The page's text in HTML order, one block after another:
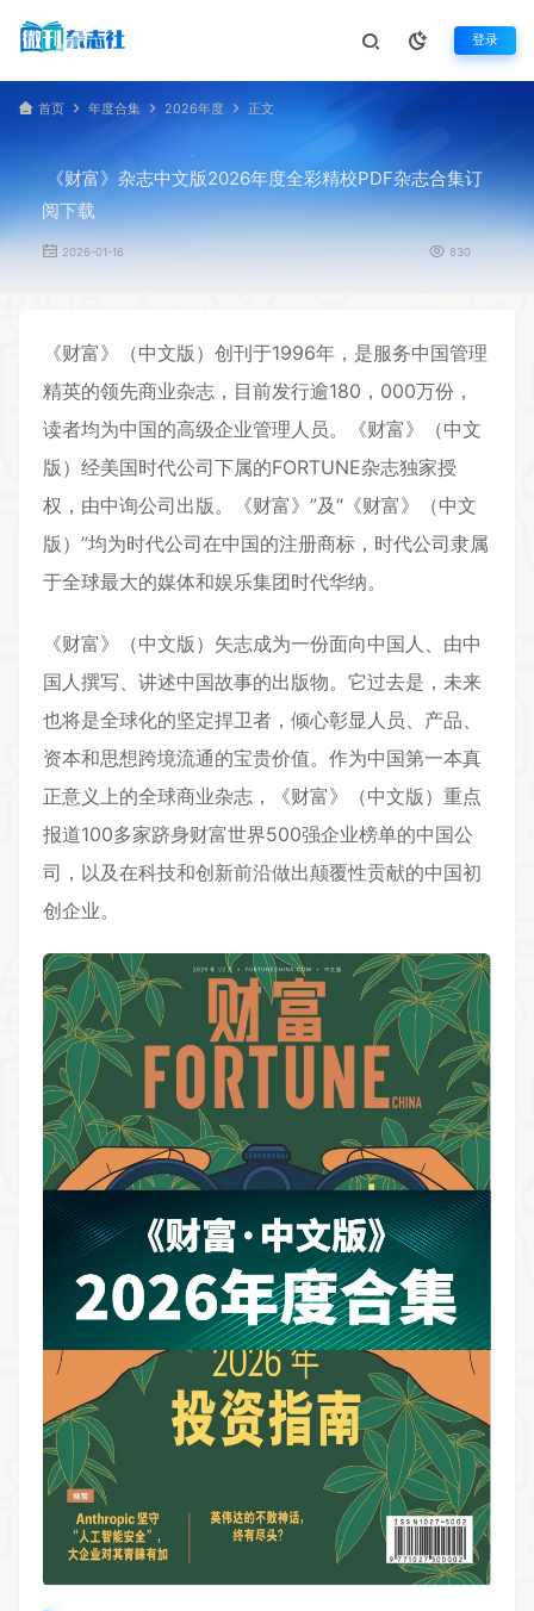
登录
首页 年度合集 2026年度 正文
《财富》杂志中文版2026年度全彩精校PDF杂志合集订
阅下载
2026-01-16 830
《财富》（中文版）创刊于1996年，是服务中国管理
精英的领先商业杂志，目前发行逾180，000万份，
读者均为中国的高级企业管理人员。《财富》（中文
版）经美国时代公司下属的FORTUNE杂志独家授
权，由中询公司出版。《财富》”及“《财富》（中文
版）”均为时代公司在中国的注册商标，时代公司隶属
于全球最大的媒体和娱乐集团时代华纳。
《财富》（中文版）矢志成为一份面向中国人、由中
国人撰写、讲述中国故事的出版物。它过去是，未来
也将是全球化的坚定捍卫者，倾心彰显人员、产品、
资本和思想跨境流通的宝贵价值。作为中国第一本真
正意义上的全球商业杂志，《财富》（中文版）重点
报道100多家跻身财富世界500强企业榜单的中国公
司，以及在科技和创新前沿做出颠覆性贡献的中国初
创企业。